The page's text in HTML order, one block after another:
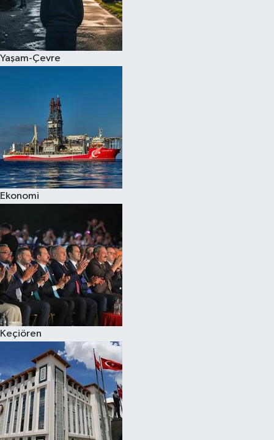
Yaşam-Çevre
Ekonomi
Keçiören